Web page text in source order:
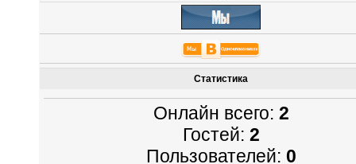
Статистика
Онлайн всего: 2
Гостей: 2
Пользователей: 0